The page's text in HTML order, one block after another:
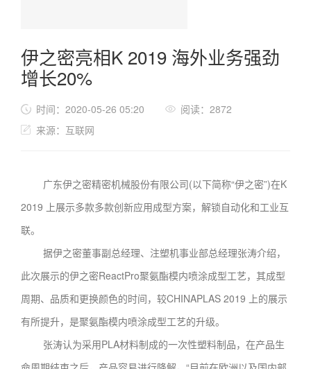
伊之密亮相K 2019 海外业务强劲
增长20%
时间：2020-05-26 05:20
阅读：2872
来源：互联网
广东伊之密精密机械股份有限公司(以下简称“伊之密”)在K
2019 上展示多款多款创新应用成型方案，解锁自动化和工业互
联。
据伊之密董事副总经理、注塑机事业部总经理张涛介绍，
此次展示的伊之密ReactPro聚氨酯模内喷涂成型工艺，其成型
周期、品质和更换颜色的时间，较CHINAPLAS 2019 上的展示
有所提升，是聚氨酯模内喷涂成型工艺的升级。
张涛认为采用PLA材料制成的一次性塑料制品，在产品生